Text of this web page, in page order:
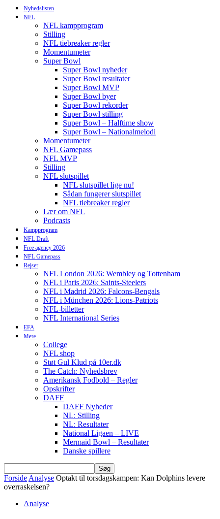
Nyhedslisten
NFL
NFL kampprogram
Stilling
NFL tiebreaker regler
Momentumeter
Super Bowl
Super Bowl nyheder
Super Bowl resultater
Super Bowl MVP
Super Bowl byer
Super Bowl rekorder
Super Bowl stilling
Super Bowl – Halftime show
Super Bowl – Nationalmelodi
Momentumeter
NFL Gamepass
NFL MVP
Stilling
NFL slutspillet
NFL slutspillet lige nu!
Sådan fungerer slutspillet
NFL tiebreaker regler
Lær om NFL
Podcasts
Kampprogram
NFL Draft
Free agency 2026
NFL Gamepass
Rejser
NFL London 2026: Wembley og Tottenham
NFL i Paris 2026: Saints-Steelers
NFL i Madrid 2026: Falcons-Bengals
NFL i München 2026: Lions-Patriots
NFL-billetter
NFL International Series
EFA
Mere
College
NFL shop
Støt Gul Klud på 10er.dk
The Catch: Nyhedsbrev
Amerikansk Fodbold – Regler
Opskrifter
DAFF
DAFF Nyheder
NL: Stilling
NL: Resultater
National Ligaen – LIVE
Mermaid Bowl – Resultater
Danske spillere
Forside Analyse Optakt til torsdagskampen: Kan Dolphins levere
overraskelsen?
Analyse